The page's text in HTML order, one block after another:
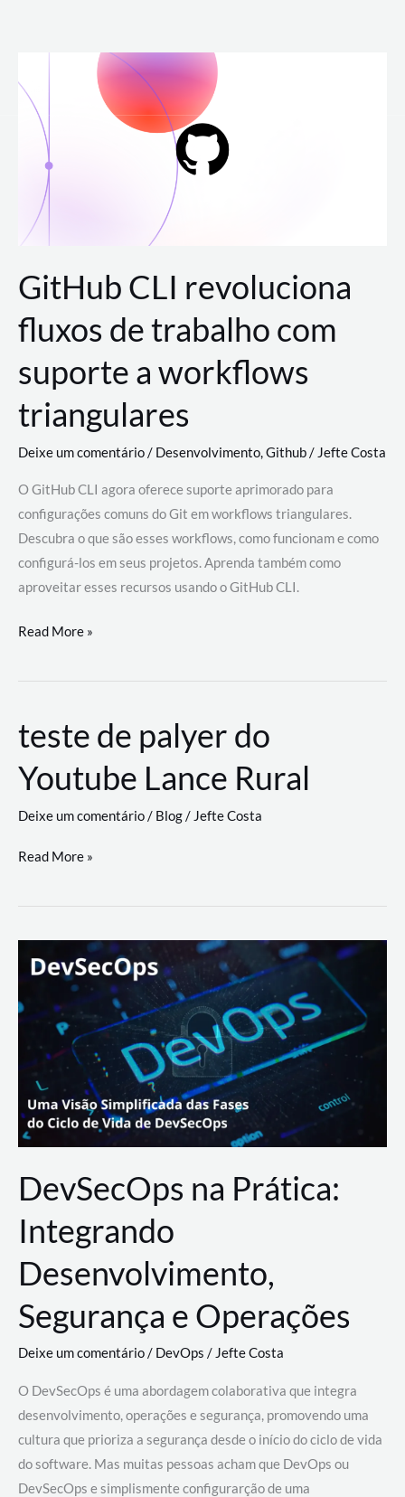
para
conteúdo
GitHub CLI revoluciona
fluxos de trabalho com
suporte a workflows
triangulares
Deixe um comentário/ Desenvolvimento,Github/ Jefte Costa
O GitHub CLI agora oferece suporte aprimorado para
configurações comuns do Git em workflows triangulares.
Descubra o que são esses workflows, como funcionam e como
configurá-los em seus projetos. Aprenda também como
aproveitar esses recursos usando o GitHub CLI.
GitHub
revoluciona
de
trabalho
com
a
workflows
Read More »
teste de palyer do
Youtube Lance Rural
Deixe um comentário/ Blog/ Jefte Costa
teste
palyer
Lance
Rural
Read More »
DevSecOps na Prática:
Integrando
Desenvolvimento,
Segurança e Operações
Deixe um comentário/ DevOps /Jefte Costa
O DevSecOps é uma abordagem colaborativa que integra
desenvolvimento, operações e segurança, promovendo uma
cultura que prioriza a segurança desde o início do ciclo de vida
do software. Mas muitas pessoas acham que DevOps ou
DevSecOps e simplismente configurarção de uma